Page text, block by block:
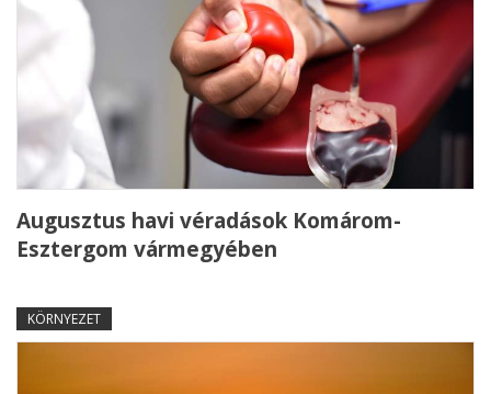
Augusztus havi véradások Komárom-
Esztergom vármegyében
KÖRNYEZET